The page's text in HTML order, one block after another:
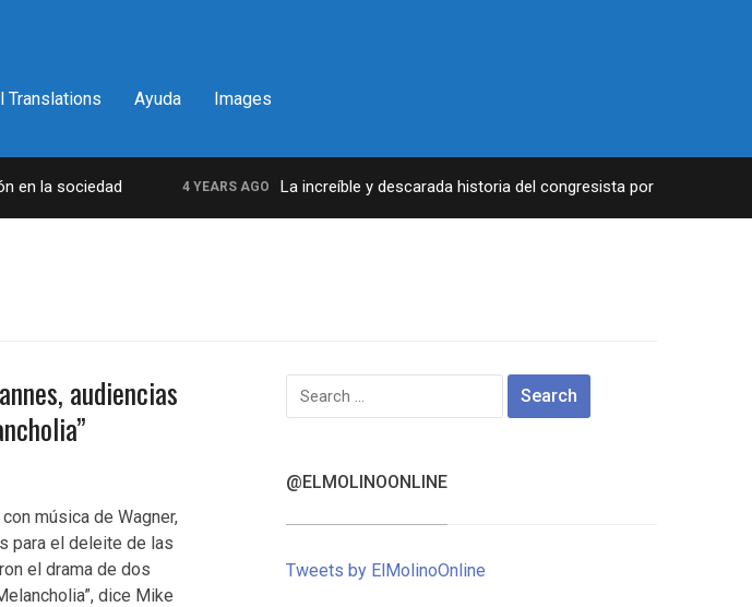
Translations Ayuda Images
la sociedad 4 YEARS AGO La increíble y descarada historia del congresista por NY George
audiencias
música de Wagner,
para el deleite de las
el drama de dos
dice Mike
Search
for:
@ELMOLINOONLINE
Tweets by ElMolinoOnline